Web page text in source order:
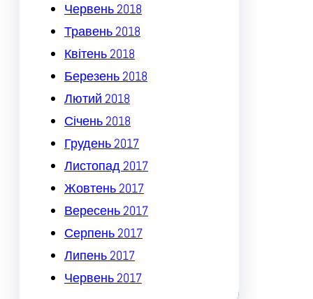
Червень 2018
Травень 2018
Квітень 2018
Березень 2018
Лютий 2018
Січень 2018
Грудень 2017
Листопад 2017
Жовтень 2017
Вересень 2017
Серпень 2017
Липень 2017
Червень 2017